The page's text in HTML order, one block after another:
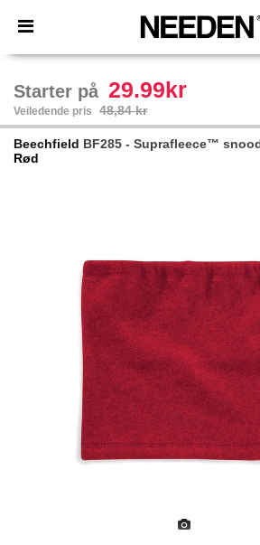
× Needen-app
Bedre priser i appen!
Starter på 29.99kr
Veiledende pris 48,84 kr
Beechfield BF285 - Suprafleece™
Rød